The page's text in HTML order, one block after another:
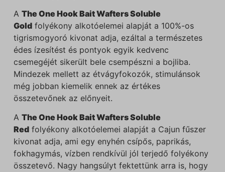
A The One Hook Bait Wafters Soluble
Goldfolyékony alkotóelemei alapját a 100%-os
tigrismogyoró kivonat adja, ezáltal a természetes
édes ízesítést és pontyok egyik kedvenc
csemegéjét sikerült bele csempészni a bojliba.
Mindezek mellett az étvágyfokozók, stimulánsok
még jobban kiemelik ennek az értékes
összetevőnek az előnyeit.
A The One Hook Bait Wafters Soluble
Redfolyékony alkotóelemei alapját a Cajun fűszer
kivonat adja, ami egy enyhén csípős, paprikás,
fokhagymás, vízben rendkívül jól terjedő folyékony
összetevő. Nagy hangsúlyt fektettünk arra is, hogy